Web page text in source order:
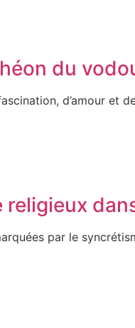
du
d’amour et
par le